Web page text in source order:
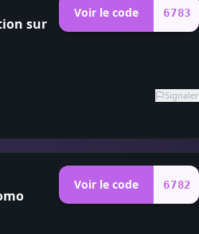
sur
Voir le code 6783
Signaler
Voir le code 6782